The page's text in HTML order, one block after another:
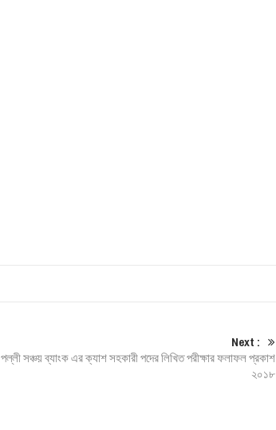
Next :
পল্লী সঞ্চয় ব্যাংক এর ক্যাশ সহকারী পদের লিখিত পরীক্ষার ফলাফল প্রকাশ
২০১৮